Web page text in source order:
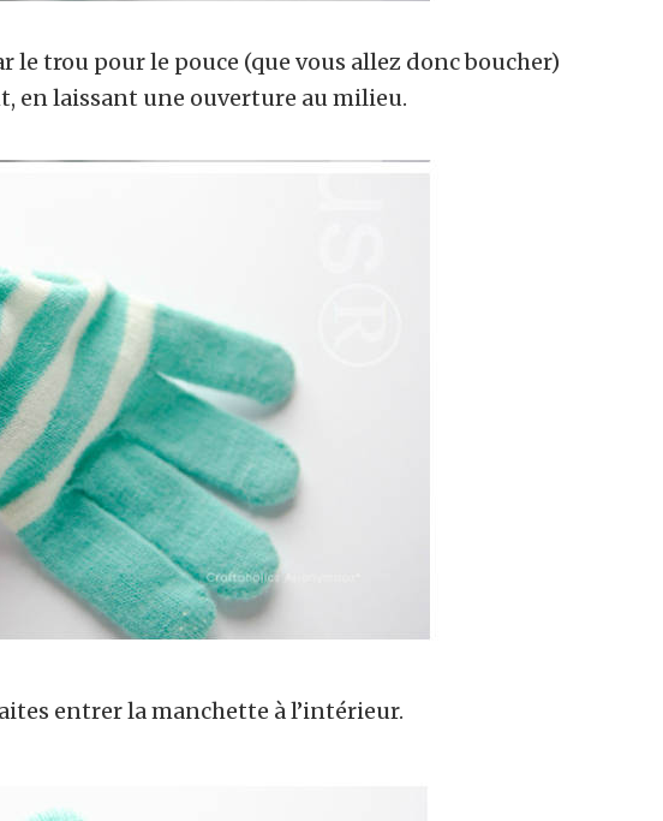
le trou pour le pouce (que vous allez donc boucher)
en laissant une ouverture au milieu.
entrer la manchette à l’intérieur.